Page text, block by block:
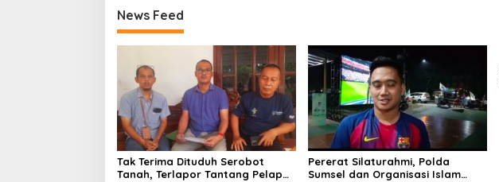
News Feed
Tak Terima Dituduh Serobot
Tanah, Terlapor Tantang Pelapor
Pererat Silaturahmi, Polda
Sumsel dan Organisasi Islam